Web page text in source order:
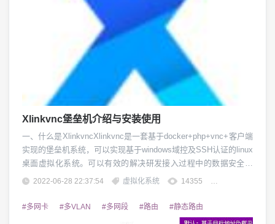
Xlinkvnc堡垒机介绍与安装使用
一、什么是XlinkvncXlinkvnc是一套基于docker+php+vnc+客户端
实现的堡垒机系统，可以实现基于windows域控及SSH认证的linux
桌面虚拟化系统。可以有效的解决研发接入过程中的数据安全管
控及统一认证管理。二、Xlinkvnc有哪些功能1、统一认证，支持
功能3、可针对企业研发实现接入管控及远...
2022-06-28 22:37:54 虚拟化系统 14355
#多网卡 #多VLAN #多网段 #路由 #静态路由